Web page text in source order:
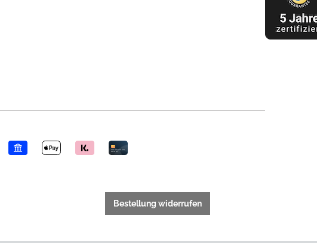
Bestellung widerrufen